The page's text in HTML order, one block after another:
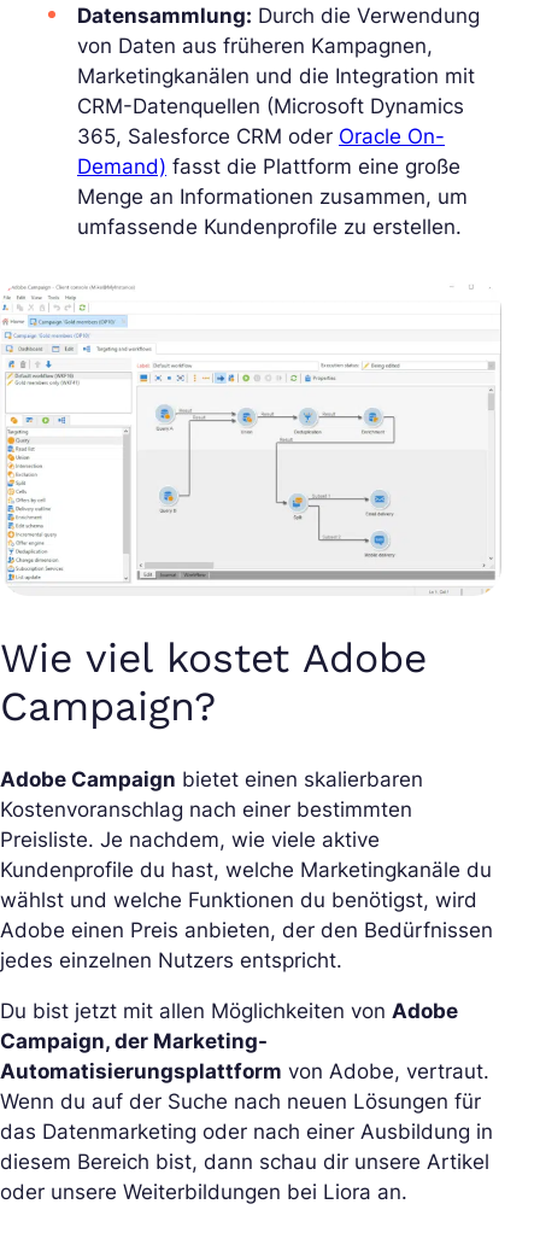
Datensammlung: Durch die Verwendung
von Daten aus früheren Kampagnen,
Marketingkanälen und die Integration mit
CRM-Datenquellen (Microsoft Dynamics
365, Salesforce CRM oder Oracle On-
Demand) fasst die Plattform eine große
Menge an Informationen zusammen, um
umfassende Kundenprofile zu erstellen.
Wie viel kostet Adobe
Campaign?
Adobe Campaign bietet einen skalierbaren
Kostenvoranschlag nach einer bestimmten
Preisliste. Je nachdem, wie viele aktive
Kundenprofile du hast, welche Marketingkanäle du
wählst und welche Funktionen du benötigst, wird
Adobe einen Preis anbieten, der den Bedürfnissen
jedes einzelnen Nutzers entspricht.
Du bist jetzt mit allen Möglichkeiten von Adobe
Campaign, der Marketing-
Automatisierungsplattform von Adobe, vertraut.
Wenn du auf der Suche nach neuen Lösungen für
das Datenmarketing oder nach einer Ausbildung in
diesem Bereich bist, dann schau dir unsere Artikel
oder unsere Weiterbildungen bei Liora an.